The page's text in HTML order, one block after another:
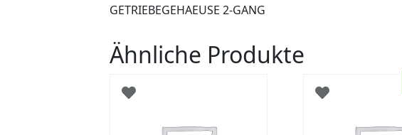
GETRIEBEGEHAEUSE 2-GANG
Ähnliche Produkte